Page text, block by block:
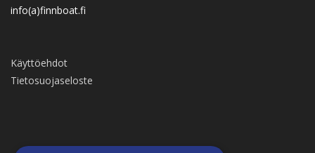
info(a)finnboat.fi
Käyttöehdot
Tietosuojaseloste